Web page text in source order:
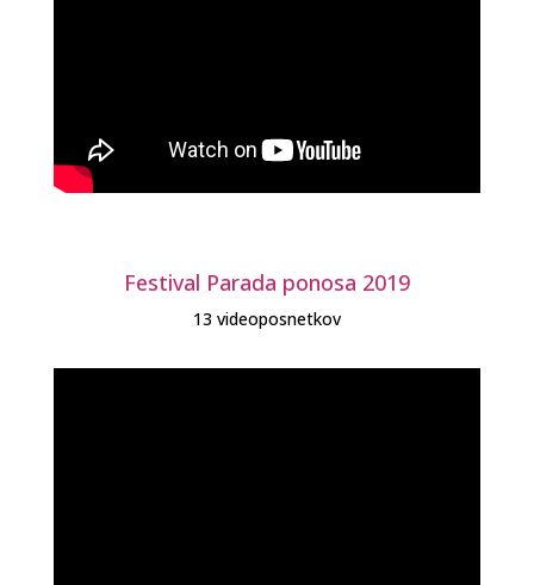
Festival Parada ponosa 2019
13 videoposnetkov